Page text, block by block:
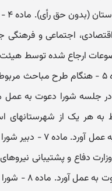
استان
توسعه اقتصادی، اجتماعی و
تبصره - موضوعات ارجاع شده توسط
و شوراهای عالی نیز در دستور جلسات شورا قرار می گیرد. ماده ۵ - هنگام
جلسه شورا دعوت به عمل
به هر یک از شهرستانهای
فرماندار آن شهرستان برای شرکت در جلسه با حق رأی
دفاع و پشتیبانی
به انتخاب وزیر دفاع و پشتیبانی نیروهای